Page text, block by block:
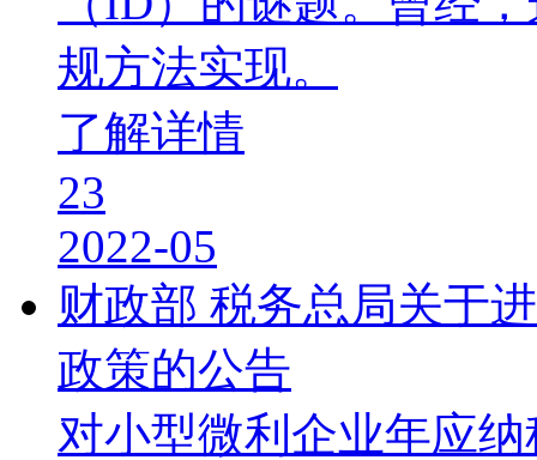
规方法实现。
了解详情
23
2022-05
财政部 税务总局关于
政策的公告
对小型微利企业年应